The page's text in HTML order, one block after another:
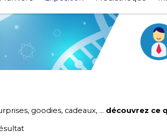
goodies, cadeaux, … découvrez ce